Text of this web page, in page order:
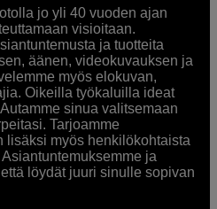
jo yli 40 vuoden ajan
visioitaan.
ja tuotteita
äänen, videokuvauksen ja
myös elokuvan,
Oikeilla työkaluilla ideat
sinua valitsemaan
Tarjoamme
lisäksi myös henkilökohtaista
ja
löydät juuri sinulle sopivan